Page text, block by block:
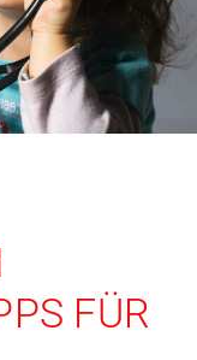
FÜR